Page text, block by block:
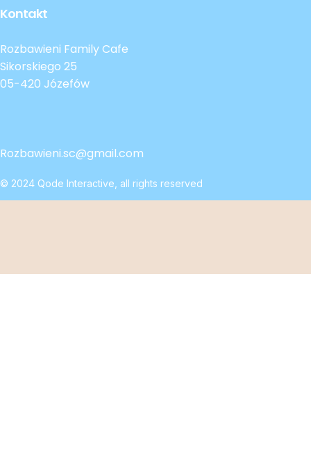
Kontakt
Rozbawieni Family Cafe
Sikorskiego 25
05-420 Józefów
Rozbawieni.sc@gmail.com
© 2024 Qode Interactive , all rights reserved